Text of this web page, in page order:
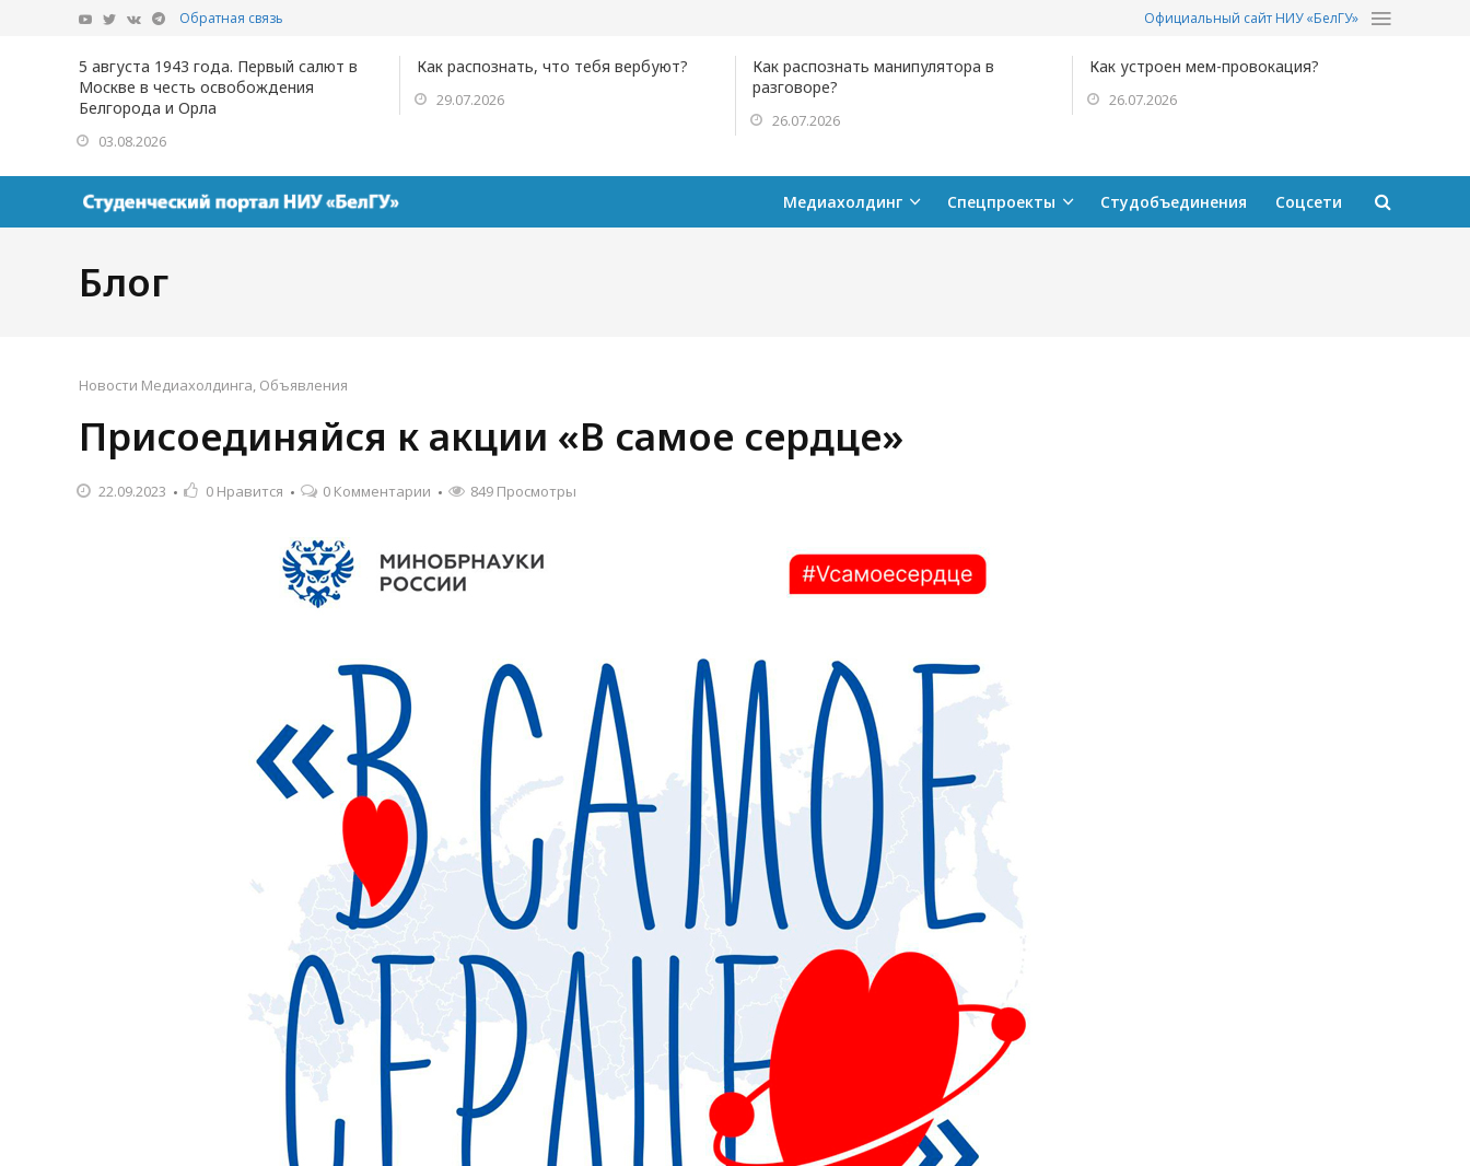
Обратная связь Официальный сайт НИУ «БелГУ»
5 августа 1943 года. Первый салют в
Москве в честь освобождения
Белгорода и Орла
03.08.2026
Как распознать, что тебя вербуют?
29.07.2026
Как распознать манипулятора в
разговоре?
26.07.2026
Как устроен мем-провокация?
26.07.2026
Медиахолдинг Спецпроекты Студобъединения Соцсети
Блог
Новости Медиахолдинга, Объявления
Присоединяйся к акции «В самое сердце»
22.09.2023 0 Нравится 0 Комментарии 849 Просмотры